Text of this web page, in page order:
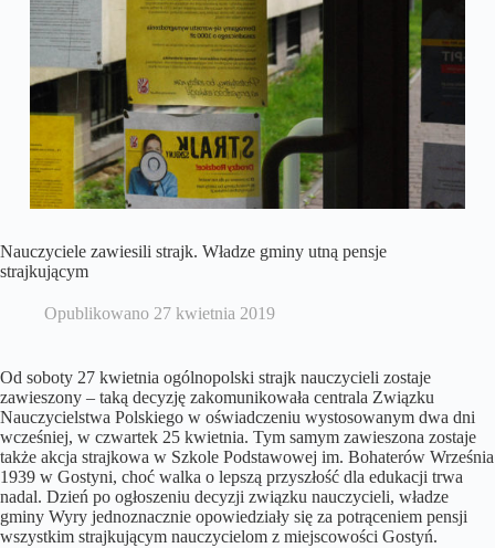
Nauczyciele zawiesili strajk. Władze gminy utną pensje
strajkującym
Opublikowano 27 kwietnia 2019
Od soboty 27 kwietnia ogólnopolski strajk nauczycieli zostaje
zawieszony – taką decyzję zakomunikowała centrala Związku
Nauczycielstwa Polskiego w oświadczeniu wystosowanym dwa dni
wcześniej, w czwartek 25 kwietnia. Tym samym zawieszona zostaje
także akcja strajkowa w Szkole Podstawowej im. Bohaterów Września
1939 w Gostyni, choć walka o lepszą przyszłość dla edukacji trwa
nadal. Dzień po ogłoszeniu decyzji związku nauczycieli, władze
gminy Wyry jednoznacznie opowiedziały się za potrąceniem pensji
wszystkim strajkującym nauczycielom z miejscowości Gostyń.